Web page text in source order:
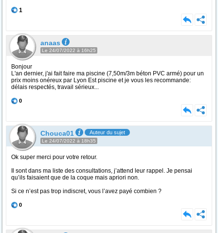
1
anaas
Le 24/07/2022 à 16h25
Bonjour
L'an dernier, j'ai fait faire ma piscine (7,50m/3m béton PVC armé) pour un
prix moins onéreux par Lyon Est piscine et je vous les recommande:
délais respectés, travail sérieux...
0
Chouca01 Auteur du sujet
Le 24/07/2022 à 18h35
Ok super merci pour votre retour.
Il sont dans ma liste des consultations, j’attend leur rappel. Je pensai
qu’ils faisaient que de la coque mais apriori non.
Si ce n’est pas trop indiscret, vous l’avez payé combien ?
0